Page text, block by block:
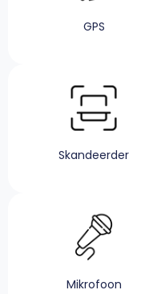
GPS
Skandeerder
Mikrofoon